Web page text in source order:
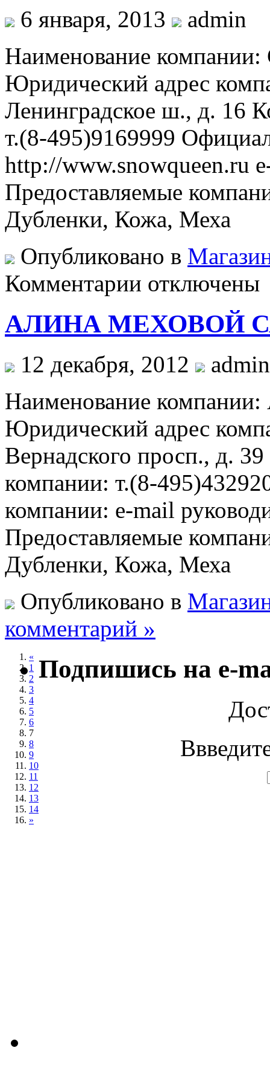
6 января, 2013
admin
Наименование
Юридический адрес
Ленинградское ш., д. 16
т.(8-495)9169999
http://www.snowqueen.ru
Предоставляемые
Дубленки, Кожа, Меха
Опубликовано в
Комментарии записи
отключены
АЛИНА МЕХОВОЙ
12 декабря, 2012
admin
Наименование
Юридический адрес
Вернадского просп., д.
компании: т.(8-
компании: e-mail
Предоставляемые
Дубленки, Кожа, Меха
Опубликовано в
комментарий »
«
1
2
3
4
5
6
7
8
9
10
11
12
13
14
»
Подпишись на e-